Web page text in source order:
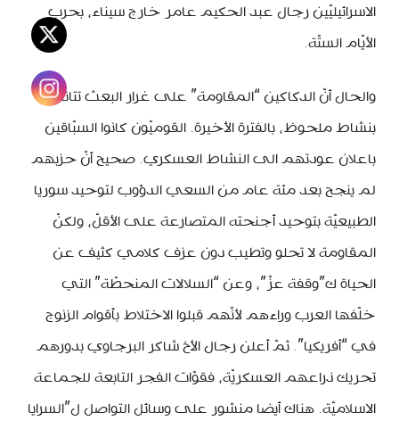
الاسرائيليّين رجال عبد الحكيم عامر خارج سيناء، بحرب
الأيّام الستّة.
والحال أنّ الدكاكين “المقاومة” على غرار البعث تتانسل
بنشاط ملحوظ، بالفترة الأخيرة. القوميّون كانوا السبّاقين
باعلان عودتهم الى النشاط العسكري. صحيح أنّ حزبهم
لم ينجح بعد مئة عام من السعي الدؤوب لتوحيد سوريا
الطبيعيّة بتوحيد أجنحته المتصارعة على الأقلّ، ولكنّ
المقاومة لا تحلو وتطيب دون عزف كلامي كثيف عن
الحياة ك”وقفة عزّ”، وعن “السلالات المنحطّة” التي
خلّفها العرب وراءهم لأنّهم قبلوا الاختلاط بأقوام الزنوج
في “أفريكيا”. ثمّ أعلن رجال الأخ شاكر البرجاوي بدورهم
تحريك ذراعهم العسكريّة، فقوّات الفجر التابعة للجماعة
الاسلاميّة. هناك أيضا منشور على وسائل التواصل ل”السرايا